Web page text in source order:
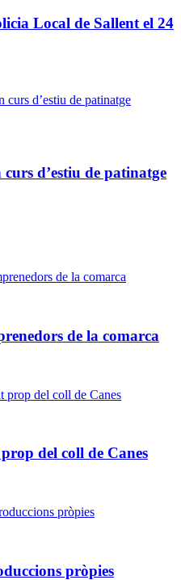
Local de Sallent el 24
d’estiu de patinatge
de la comarca
del coll de Canes
pròpies